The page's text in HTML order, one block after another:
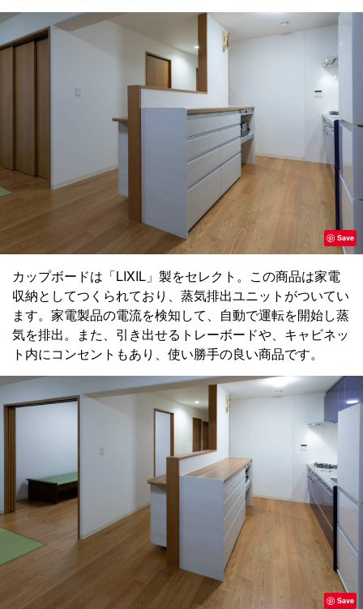
Save
カップボードは「LIXIL」製をセレクト。この商品は家電
収納としてつくられており、蒸気排出ユニットがついてい
ます。家電製品の電流を検知して、自動で運転を開始し蒸
気を排出。また、引き出せるトレーボードや、キャビネッ
ト内にコンセントもあり、使い勝手の良い商品です。
Save